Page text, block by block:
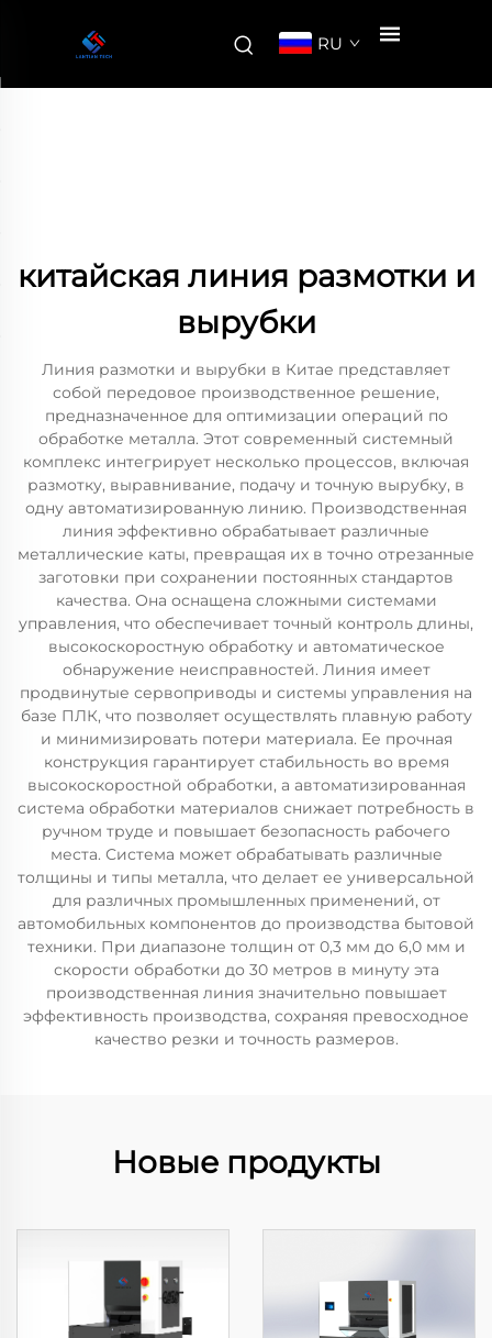
RU
китайская линия размотки и
вырубки
Линия размотки и вырубки в Китае представляет
собой передовое производственное решение,
предназначенное для оптимизации операций по
обработке металла. Этот современный системный
комплекс интегрирует несколько процессов, включая
размотку, выравнивание, подачу и точную вырубку, в
одну автоматизированную линию. Производственная
линия эффективно обрабатывает различные
металлические каты, превращая их в точно отрезанные
заготовки при сохранении постоянных стандартов
качества. Она оснащена сложными системами
управления, что обеспечивает точный контроль длины,
высокоскоростную обработку и автоматическое
обнаружение неисправностей. Линия имеет
продвинутые сервоприводы и системы управления на
базе ПЛК, что позволяет осуществлять плавную работу
и минимизировать потери материала. Ее прочная
конструкция гарантирует стабильность во время
высокоскоростной обработки, а автоматизированная
система обработки материалов снижает потребность в
ручном труде и повышает безопасность рабочего
места. Система может обрабатывать различные
толщины и типы металла, что делает ее универсальной
для различных промышленных применений, от
автомобильных компонентов до производства бытовой
техники. При диапазоне толщин от 0,3 мм до 6,0 мм и
скорости обработки до 30 метров в минуту эта
производственная линия значительно повышает
эффективность производства, сохраняя превосходное
качество резки и точность размеров.
Новые продукты